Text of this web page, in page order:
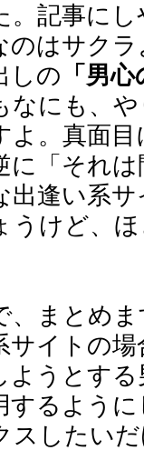
。記事に
のはサク
しの 「男
なにも、
よ。真面
に「それ
出逢い系
うけど、
まとめま
サイトの
ようとす
するよう
スしたい